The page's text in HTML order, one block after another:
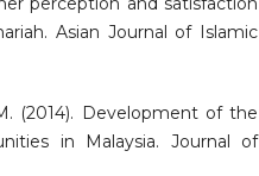
Asian Journal of Islamic
(2014). Development of the
in Malaysia. Journal of